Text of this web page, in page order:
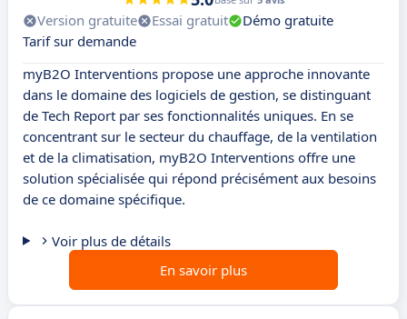
Version gratuite Essai gratuit
Démo gratuite
Tarif sur demande
myB2O Interventions propose une approche innovante
dans le domaine des logiciels de gestion, se distinguant
de Tech Report par ses fonctionnalités uniques. En se
concentrant sur le secteur du chauffage, de la ventilation
et de la climatisation, myB2O Interventions offre une
solution spécialisée qui répond précisément aux besoins
de ce domaine spécifique.
Voir plus de détails
En savoir plus